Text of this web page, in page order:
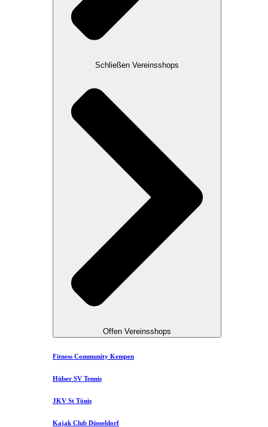
Schließen Vereinsshops
Offen Vereinsshops
Fitness Community Kempen
Hülser SV Tennis
JKV St Tönis
Kajak Club Düsseldorf